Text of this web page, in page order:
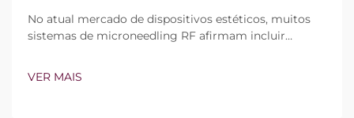
No atual mercado de dispositivos estéticos, muitos
sistemas de microneedling RF afirmam incluir
recursos existem, mas sim como funcionam com
VER MAIS